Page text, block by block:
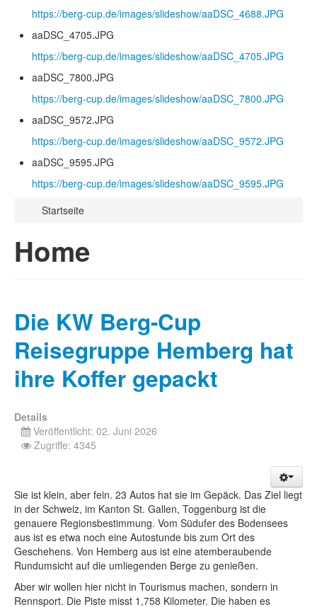
https://berg-cup.de/images/slideshow/aaDSC_4688.JPG
aaDSC_4705.JPG
https://berg-cup.de/images/slideshow/aaDSC_4705.JPG
aaDSC_7800.JPG
https://berg-cup.de/images/slideshow/aaDSC_7800.JPG
aaDSC_9572.JPG
https://berg-cup.de/images/slideshow/aaDSC_9572.JPG
aaDSC_9595.JPG
https://berg-cup.de/images/slideshow/aaDSC_9595.JPG
Startseite
Home
Die KW Berg-Cup
Reisegruppe Hemberg hat
ihre Koffer gepackt
Details
Veröffentlicht: 02. Juni 2026
Zugriffe: 4345
Sie ist klein, aber fein. 23 Autos hat sie im Gepäck. Das Ziel liegt
in der Schweiz, im Kanton St. Gallen, Toggenburg ist die
genauere Regionsbestimmung. Vom Südufer des Bodensees
aus ist es etwa noch eine Autostunde bis zum Ort des
Geschehens. Von Hemberg aus ist eine atemberaubende
Rundumsicht auf die umliegenden Berge zu genießen.
Aber wir wollen hier nicht in Tourismus machen, sondern in
Rennsport. Die Piste misst 1,758 Kilometer. Die haben es